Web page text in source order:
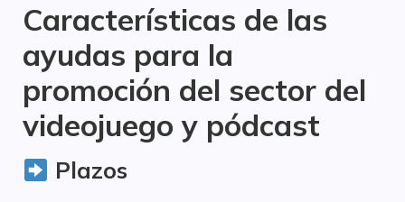
Características de las
ayudas para la
promoción del sector del
videojuego y pódcast
Plazos